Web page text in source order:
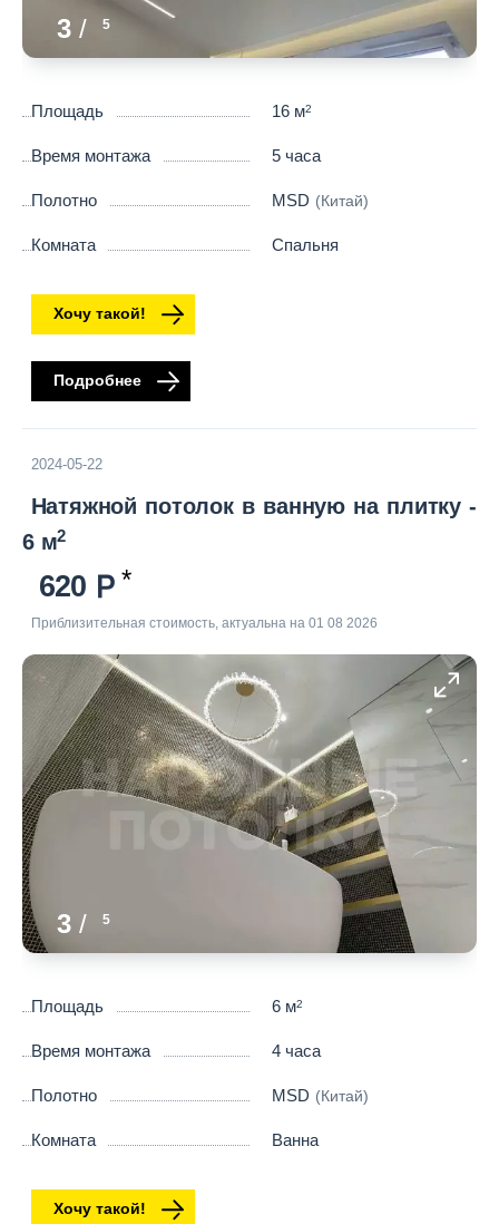
3 / 5
Площадь 16 м2
Время монтажа 5 часа
Полотно MSD (Китай)
Комната Спальня
Хочу такой!
Подробнее
2024-05-22
Натяжной потолок в ванную на плитку -
6 м2
620
Приблизительная стоимость, актуальна на 01 08 2026
3 / 5
Площадь 6 м2
Время монтажа 4 часа
Полотно MSD (Китай)
Комната Ванна
Хочу такой!